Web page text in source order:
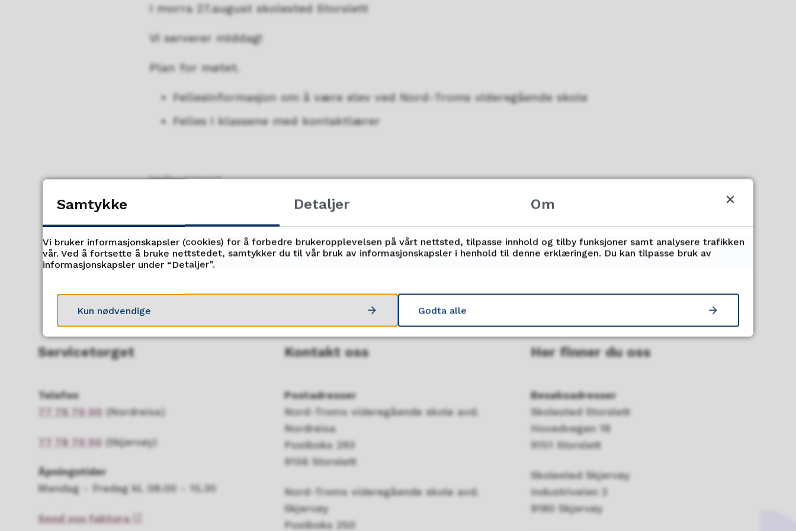
I morra 27.august skolested Storslett
Vi serverer middag!
Plan for møtet.
Fellesinformasjon om å være elev ved Nord-Troms videregående skole
Felles i klassene med kontaktlærer
Velkommen!
Ja Nei
Servicetorget
Telefon
77 78 70 00 (Nordreisa)
77 78 70 50 (Skjervøy)
Åpningstider
Mandag - Fredag kl. 08.00 - 15.30
Send oss faktura
Kontakt oss
Postadresser
Nord-Troms videregående skole avd.
Nordreisa
Postboks 293
9156 Storslett
Nord-Troms videregående skole avd.
Skjervøy
Postboks 250
Her finner du oss
Besøksadresser
Skolested Storslett
Hovedvegen 18
9151 Storslett
Skolested Skjervøy
Industriveien 2
9180 Skjervøy
Samtykke Detaljer Om
Vi bruker informasjonskapsler (cookies) for å forbedre brukeropplevelsen på vårt nettsted, tilpasse innhold og tilby funksjoner samt analysere trafikken
vår. Ved å fortsette å bruke nettstedet, samtykker du til vår bruk av informasjonskapsler i henhold til denne erklæringen. Du kan tilpasse bruk av
informasjonskapsler under “Detaljer”.
Kun nødvendige Godta alle